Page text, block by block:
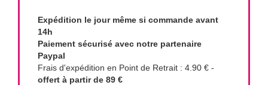
Expédition le jour même si commande avant
14h
Paiement sécurisé avec notre partenaire
Paypal
Frais d'expédition en Point de Retrait : 4.90 € -
offert à partir de 89 €